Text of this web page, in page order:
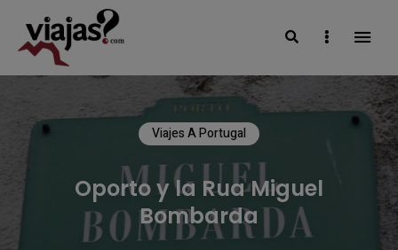
VIAJAS BLOG
SearchSidebar
Viajes A Portugal
Oporto y la Rua Miguel
Bombarda